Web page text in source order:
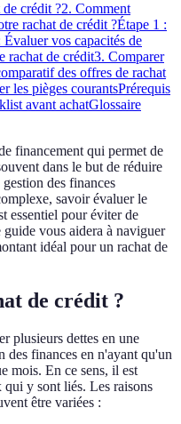
de crédit ?2. Comment
rachat de crédit ?Étape 1 :
Évaluer vos capacités de
rachat de crédit3. Comparer
des offres de rachat
les pièges courantsPrérequis
avant achatGlossaire
financement qui permet de
dans le but de réduire
des finances
savoir évaluer le
essentiel pour éviter de
vous aidera à naviguer
idéal pour un rachat de
de crédit ?
plusieurs dettes en une
des finances en n'ayant qu'un
mois. En ce sens, il est
y sont liés. Les raisons
être variées :